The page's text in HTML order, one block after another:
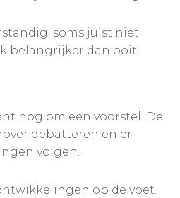
soms juist niet.
belangrijker dan ooit.
nog om een voorstel. De
debatteren en er
volgen.
op de voet.